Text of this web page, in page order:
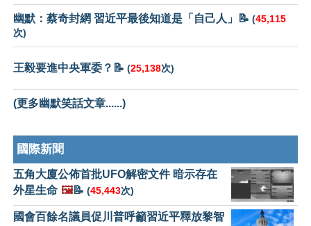
幽默：蔡奇封網 習近平最後知道是「自己人」📝 (45,115
次)
王毅要進中央軍委？📝 (25,138次)
(更多幽默笑話文章......)
國際新聞
五角大廈公佈首批UFO解密文件 暗示存在
外星生命 🖼️📝 (45,443次)
國會百餘名議員促川普呼籲習近平釋放黎智